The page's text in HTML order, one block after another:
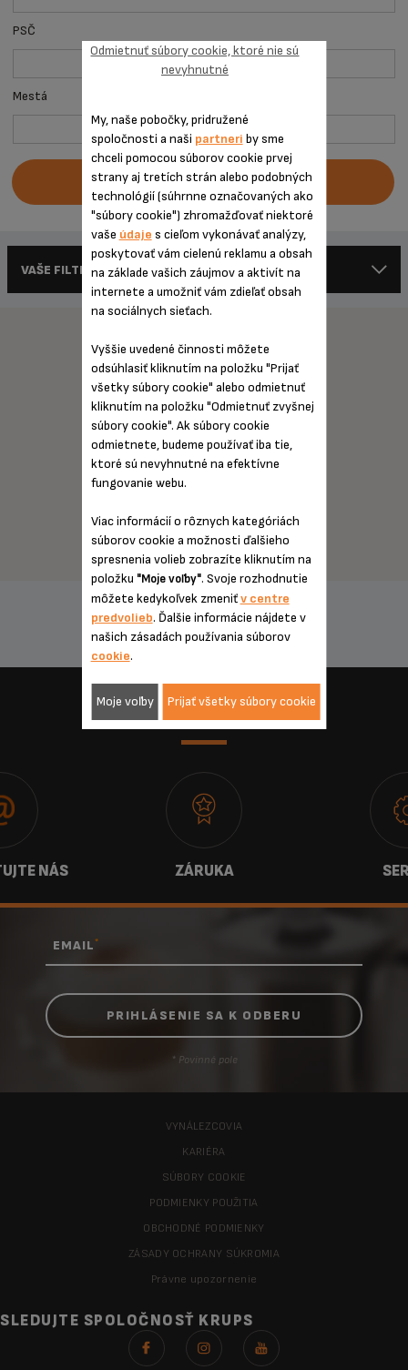
PSČ
Mestá
NÁJSŤ SERVISNÉ STREDISKO
VAŠE FILTRE
Autorizované servisy
Predplatená služba jednorazovej pevnej ceny opravy
SLUŽBY
NÁS ZÁRUKA
EMAIL*
* Povinné pole
VYNÁLEZCOVIA
KARIÉRA
SÚBORY COOKIE
PODMIENKY POUŽITIA
OBCHODNÉ PODMIENKY
ZÁSADY OCHRANY SÚKROMIA
Právne upozornenie
SLEDUJTE SPOLOČNOSŤ KRUPS
My, naše pobočky, pridružené
spoločnosti a naši partneri by sme
chceli pomocou súborov cookie prvej
strany aj tretích strán alebo podobných
technológií (súhrnne označovaných ako
"súbory cookie") zhromažďovať niektoré
vaše údaje s cieľom vykonávať analýzy,
poskytovať vám cielenú reklamu a obsah
na základe vašich záujmov a aktivít na
internete a umožniť vám zdieľať obsah
na sociálnych sieťach.
Vyššie uvedené činnosti môžete
odsúhlasiť kliknutím na položku "Prijať
všetky súbory cookie" alebo odmietnuť
kliknutím na položku "Odmietnuť zvyšnej
súbory cookie". Ak súbory cookie
odmietnete, budeme používať iba tie,
ktoré sú nevyhnutné na efektívne
fungovanie webu.
Viac informácií o rôznych kategóriách
súborov cookie a možnosti ďalšieho
spresnenia volieb zobrazíte kliknutím na
položku "Moje voľby". Svoje rozhodnutie
môžete kedykoľvek zmeniťv centre
predvolieb. Ďalšie informácie nájdete v
našich zásadách používania súborov
cookie.
Odmietnuť súbory cookie, ktoré nie sú
nevyhnutné
Moje voľby Prijať všetky súbory cookie